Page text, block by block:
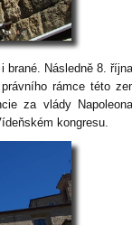
Následně 8.
rámce této
za vlády
kongresu.